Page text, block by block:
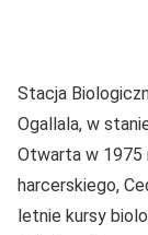
Stacja
Ogallala, w
Otwarta w 1975
harcerskiego,
letnie kursy